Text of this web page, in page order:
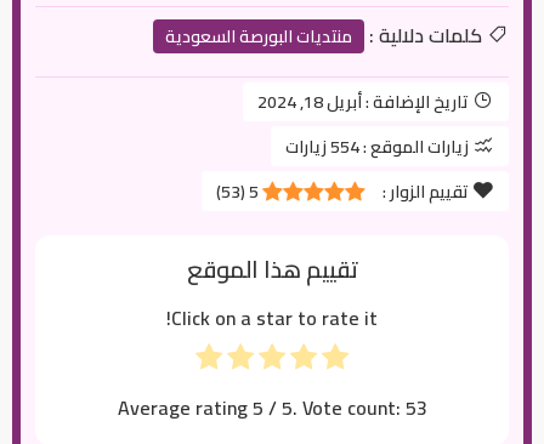
كلمات دلالية :
منتديات البورصة السعودية
تاريخ الإضافة :أبريل 18, 2024
زيارات الموقع :554 زيارات
تقييم الزوار :
5
(
53
)
تقييم هذا الموقع
Click on a star to rate it!
Average rating5/ 5. Vote count:53